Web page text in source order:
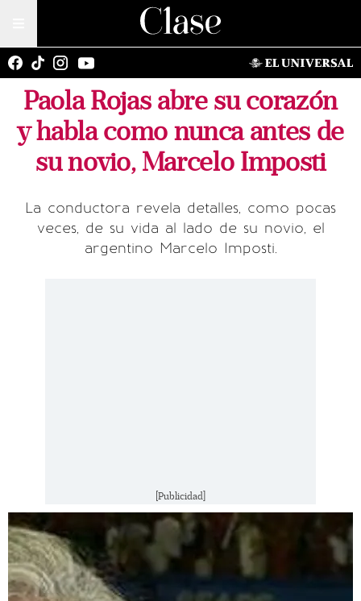
Paola Rojas abre su corazón
y habla como nunca antes de
su novio, Marcelo Imposti
La conductora revela detalles, como pocas
veces, de su vida al lado de su novio, el
argentino Marcelo Imposti.
[Publicidad]